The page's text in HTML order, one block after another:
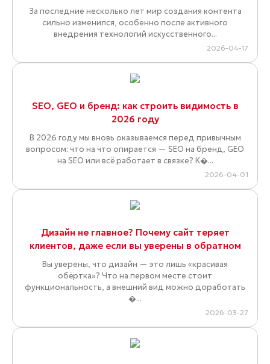
За последние несколько лет мир создания контента
сильно изменился, особенно после активного
внедрения технологий искусственного...
2026-04-17
SEO, GEO и бренд: как строить видимость в
2026 году
В 2026 году мы вновь оказываемся перед привычным
вопросом: что на что опирается — SEO на бренд, GEO
на SEO или всё работает в связке? К�...
2026-04-01
Дизайн не главное? Почему сайт теряет
клиентов, даже если вы уверены в обратном
Вы уверены, что дизайн — это лишь «красивая
обёртка»? Что на первом месте стоит
функциональность, а внешний вид можно доработать
�...
2026-03-27